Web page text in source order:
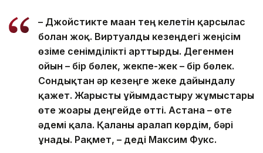
– Джойстикте маған тең келетін қарсылас
болған жоқ. Виртуалды кезеңдегі жеңісім
өзіме сенімділікті арттырды. Дегенмен
ойын – бір бөлек, жекпе-жек – бір бөлек.
Сондықтан әр кезеңге жеке дайындалу
қажет. Жарысты ұйымдастыру жұмыстары
өте жоғары деңгейде өтті. Астана – өте
әдемі қала. Қаланы аралап көрдім, бәрі
ұнады. Рақмет, – деді Максим Фукс.